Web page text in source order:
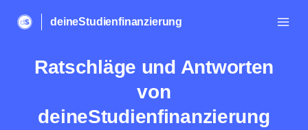
deineStudienfinanzierung
Ratschläge und Antworten
von
deineStudienfinanzierung